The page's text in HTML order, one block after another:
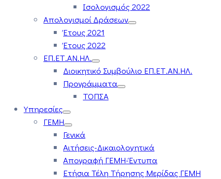
Ισολογισμός 2022
Απολογισμοί Δράσεων
Έτους 2021
Έτους 2022
ΕΠ.ΕΤ.ΑΝ.ΗΛ.
Διοικητικό Συμβούλιο ΕΠ.ΕΤ.ΑΝ.ΗΛ.
Προγράμματα
ΤΟΠΣΑ
Υπηρεσίες
ΓΕΜΗ
Γενικά
Αιτήσεις-Δικαιολογητικά
Απογραφή ΓΕΜΗ-Έντυπα
Ετήσια Τέλη Τήρησης Μερίδας ΓΕΜΗ